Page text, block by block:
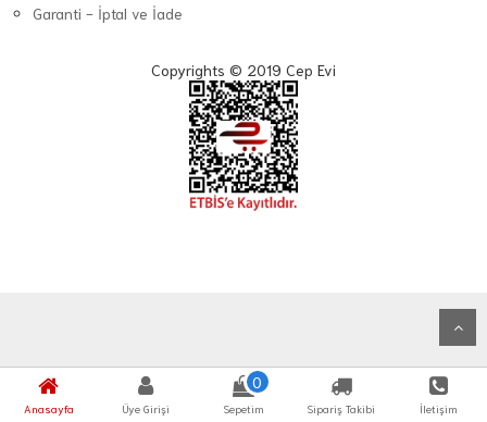
Anasayfa Üye Girişi
0
Sepetim Sipariş Takibi İletişim
Garanti - İptal ve İade
Copyrights © 2019 Cep Evi